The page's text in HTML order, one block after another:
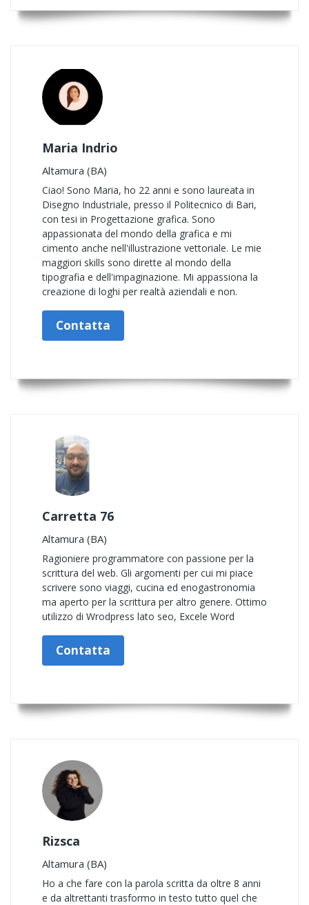
Maria Indrio
Altamura (BA)
Ciao! Sono Maria, ho 22 anni e sono laureata in
Disegno Industriale, presso il Politecnico di Bari,
con tesi in Progettazione grafica. Sono
appassionata del mondo della grafica e mi
cimento anche nell'illustrazione vettoriale. Le mie
maggiori skills sono dirette al mondo della
tipografia e dell'impaginazione. Mi appassiona la
creazione di loghi per realtà aziendali e non.
Contatta
Carretta 76
Altamura (BA)
Ragioniere programmatore con passione per la
scrittura del web. Gli argomenti per cui mi piace
scrivere sono viaggi, cucina ed enogastronomia
ma aperto per la scrittura per altro genere. Ottimo
utilizzo di Wrodpress lato seo, Excele Word
Contatta
Rizsca
Altamura (BA)
Ho a che fare con la parola scritta da oltre 8 anni
e da altrettanti trasformo in testo tutto quel che